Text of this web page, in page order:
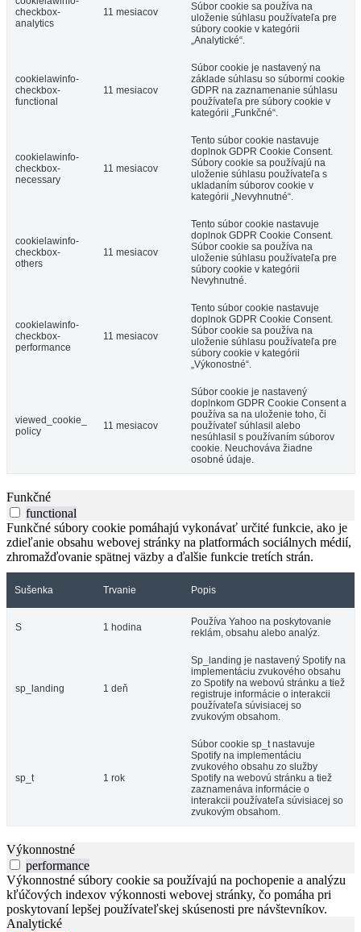
checkbox-
analytics
11 mesiacov
Súbor cookie sa používa na
uloženie súhlasu používateľa pre
súbory cookie v kategórii
„Analytické“.
cookielawinfo-
checkbox-
functional
11 mesiacov
Súbor cookie je nastavený na
základe súhlasu so súbormi cookie
GDPR na zaznamenanie súhlasu
používateľa pre súbory cookie v
kategórii „Funkčné“.
cookielawinfo-
checkbox-
necessary
11 mesiacov
Tento súbor cookie nastavuje
doplnok GDPR Cookie Consent.
Súbory cookie sa používajú na
uloženie súhlasu používateľa s
ukladaním súborov cookie v
kategórii „Nevyhnutné“.
cookielawinfo-
checkbox-
others
11 mesiacov
Tento súbor cookie nastavuje
doplnok GDPR Cookie Consent.
Súbor cookie sa používa na
uloženie súhlasu používateľa pre
súbory cookie v kategórii
Nevyhnutné.
cookielawinfo-
checkbox-
performance
11 mesiacov
Tento súbor cookie nastavuje
doplnok GDPR Cookie Consent.
Súbor cookie sa používa na
uloženie súhlasu používateľa pre
súbory cookie v kategórii
„Výkonostné“.
viewed_cookie_
policy
11 mesiacov
Súbor cookie je nastavený
doplnkom GDPR Cookie Consent a
používa sa na uloženie toho, či
používateľ súhlasil alebo
nesúhlasil s používaním súborov
cookie. Neuchováva žiadne
osobné údaje.
Funkčné
functional
Funkčné súbory cookie pomáhajú vykonávať určité funkcie, ako je
zdieľanie obsahu webovej stránky na platformách sociálnych médií,
zhromažďovanie spätnej väzby a ďalšie funkcie tretích strán.
Sušenka Trvanie Popis
S 1 hodina
Používa Yahoo na poskytovanie
reklám, obsahu alebo analýz.
sp_landing 1 deň
Sp_landing je nastavený Spotify na
implementáciu zvukového obsahu
zo Spotify na webovú stránku a tiež
registruje informácie o interakcii
používateľa súvisiacej so
zvukovým obsahom.
sp_t 1 rok
Súbor cookie sp_t nastavuje
Spotify na implementáciu
zvukového obsahu zo služby
Spotify na webovú stránku a tiež
zaznamenáva informácie o
interakcii používateľa súvisiacej so
zvukovým obsahom.
Výkonnostné
performance
Výkonnostné súbory cookie sa používajú na pochopenie a analýzu
kľúčových indexov výkonnosti webovej stránky, čo pomáha pri
poskytovaní lepšej používateľskej skúsenosti pre návštevníkov.
Analytické